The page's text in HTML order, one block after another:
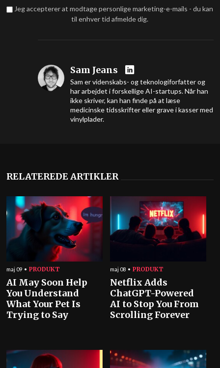
Jeg accepterer at modtage personlige marketing-e-mails - du kan
til enhver tid afmelde dig.
Sam Jeans
Sam er videnskabs- og teknologiforfatter og
har arbejdet i forskellige AI-startups. Når han
ikke skriver, kan han finde på at læse
medicinske tidsskrifter eller grave i kasser med
vinylplader.
RELATEREDE ARTIKLER
maj 09 PRODUKT
AI May Soon Help
You Understand
What Your Pet Is
Trying to Say
maj 08 PRODUKT
Netflix Adds
ChatGPT-Powered
AI to Stop You From
Scrolling Forever